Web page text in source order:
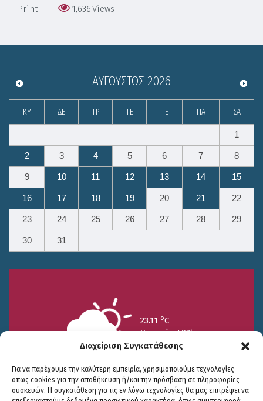
Διαχείριση Συγκατάθεσης
Για να παρέχουμε την καλύτερη εμπειρία, χρησιμοποιούμε τεχνολογίες
όπως cookies για την αποθήκευση ή/και την πρόσβαση σε πληροφορίες
συσκευών. Η συγκατάθεση για τις εν λόγω τεχνολογίες θα μας επιτρέψει να
Print 1,636Views
ΑΎΓΟΥΣΤΟΣ 2026
ΚΥ ΔΕ ΤΡ ΤΕ ΠΕ ΠΑ ΣΑ
1
2 3 4 5 6 7 8
9 10 11 12 13 14 15
16 17 18 19 20 21 22
23 24 25 26 27 28 29
30 31
23.11 oC
Υγρασία 49%